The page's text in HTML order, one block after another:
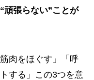
頑張らない”ことが
肉をほぐす」「呼
する」この3つを意